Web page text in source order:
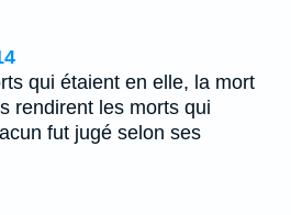
qui étaient en elle, la mort
rendirent les morts qui
fut jugé selon ses